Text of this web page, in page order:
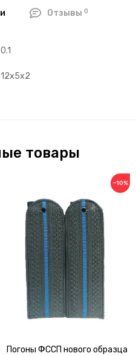
Отзывы 0
0.1
12x5x2
товары
−10%
Погоны ФССП нового образца